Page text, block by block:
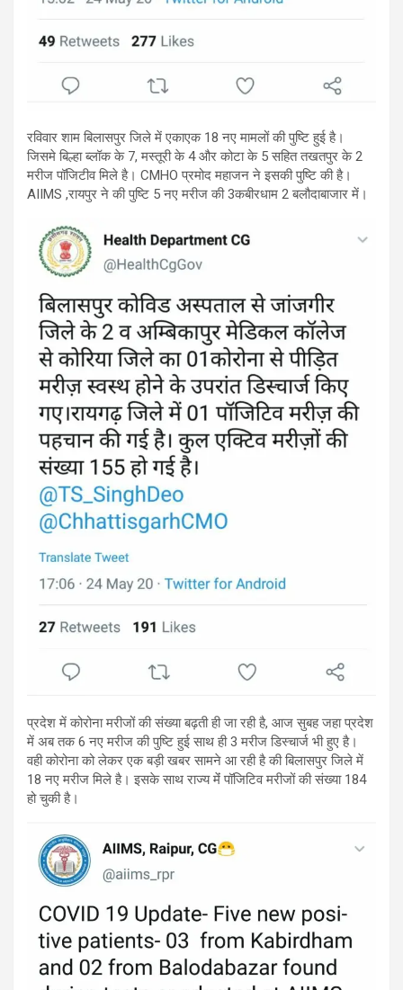
रविवार शाम बिलासपुर जिले में एकाएक 18 नए मामलों की पुष्टि हुई है।
जिसमे बिल्हा ब्लॉक के 7, मस्तूरी के 4 और कोटा के 5 सहित तखतपुर के 2
मरीज पॉजिटीव मिले है। CMHO प्रमोद महाजन ने इसकी पुष्टि की है।
AIIMS ,रायपुर ने की पुष्टि 5 नए मरीज की 3कबीरधाम 2 बलौदाबाजार में।
प्रदेश में कोरोना मरीजों की संख्या बढ़ती ही जा रही है, आज सुबह जहा प्रदेश
में अब तक 6 नए मरीज की पुष्टि हुई साथ ही 3 मरीज डिस्चार्ज भी हुए है।
वही कोरोना को लेकर एक बड़ी खबर सामने आ रही है की बिलासपुर जिले में
18 नए मरीज मिले है। इसके साथ राज्य मेंं पॉजिटिव मरीजों की संख्या 184
हो चुकी है।